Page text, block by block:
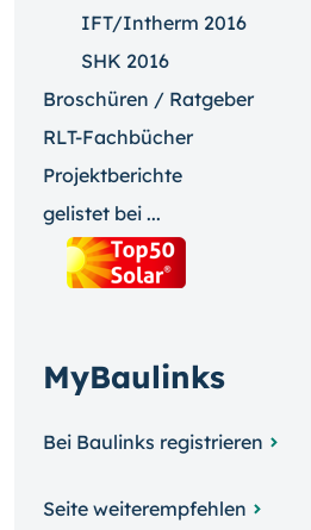
IFT/Intherm 2016
SHK 2016
Broschüren / Ratgeber
RLT-Fachbücher
Projektberichte
gelistet bei ...
MyBaulinks
Bei Baulinks registrieren
Seite weiterempfehlen